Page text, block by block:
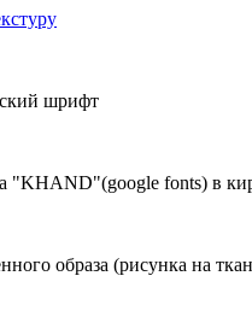
шрифт
"KHAND"(google fonts) в
образа (рисунка на